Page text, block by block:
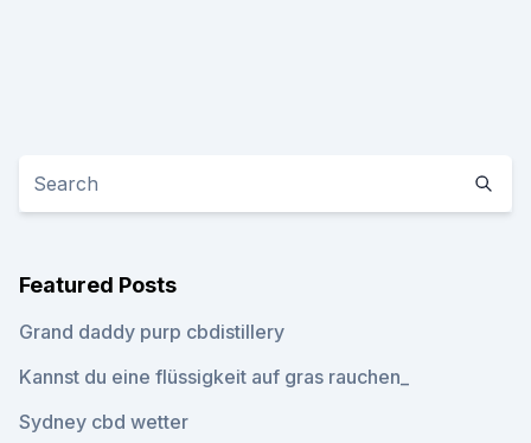
Featured Posts
Grand daddy purp cbdistillery
Kannst du eine flüssigkeit auf gras rauchen_
Sydney cbd wetter